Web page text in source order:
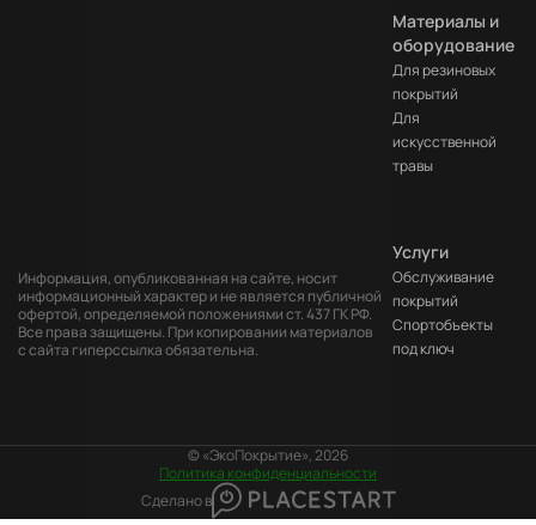
Информация, опубликованная на сайте, носит
информационный характер и не является публичной
офертой, определяемой положениями ст. 437 ГК РФ.
Все права защищены. При копировании материалов
с сайта гиперссылка обязательна.
Материалы и
оборудование
Для резиновых
покрытий
Для
искусственной
травы
Услуги
Обслуживание
покрытий
Cпортобъекты
под ключ
© «ЭкоПокрытие», 2026
Политика конфиденциальности
Сделано в